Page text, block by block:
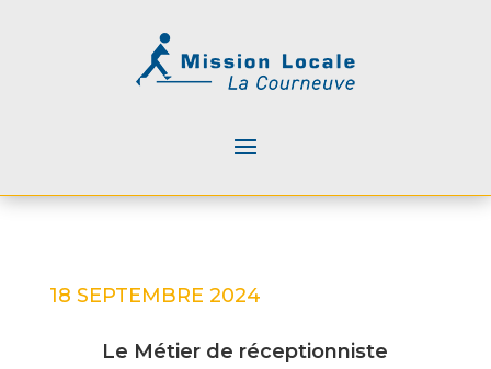
18 SEPTEMBRE 2024
Le Métier de réceptionniste